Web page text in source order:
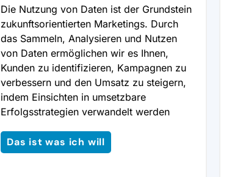
Die Nutzung von Daten ist der Grundstein
zukunftsorientierten Marketings. Durch
das Sammeln, Analysieren und Nutzen
von Daten ermöglichen wir es Ihnen,
Kunden zu identifizieren, Kampagnen zu
verbessern und den Umsatz zu steigern,
indem Einsichten in umsetzbare
Erfolgsstrategien verwandelt werden
Das ist was ich will